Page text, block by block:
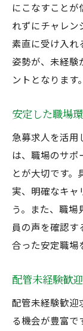
正社
正社員募
配管
る
配管
長く
配管
正社
未経験歓
配管
正社
急募
未経
配管
にこなすことが
れずにチャレン
素直に受け入れ
姿勢が、未経験
ントとなります。
安定した職場
急募求人を活用
は、職場のサポ
とが大切です
実、明確なキャ
う。また、職
員の声を確認す
合った安定職場
配管未経験歓
配管未経験歓迎
る機会が豊富で